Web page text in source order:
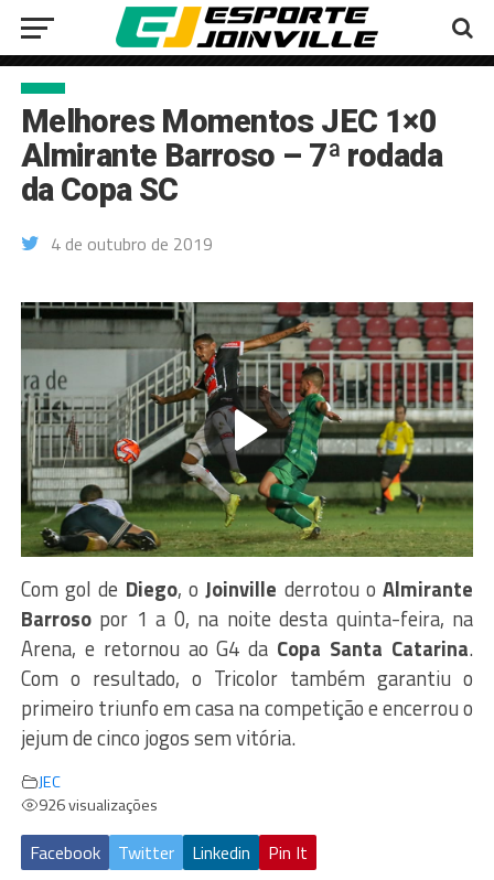
Melhores Momentos JEC 1×0
Almirante Barroso – 7ª rodada
da Copa SC
4 de outubro de 2019
Com gol de Diego, oJoinville derrotou oAlmirante
Barrosopor 1 a 0, na noite desta quinta-feira, na
Arena, e retornou ao G4 da Copa Santa Catarina.
Com o resultado, o Tricolor também garantiu o
primeiro triunfo em casa na competição e encerrou o
jejum de cinco jogos sem vitória.
JEC
926 visualizações
Facebook Twitter Linkedin Pin It